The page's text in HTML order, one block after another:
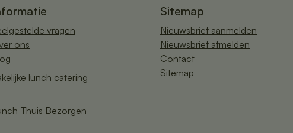
vragen
ons
lunch catering
Thuis Bezorgen
Sitemap
Nieuwsbrief aanmelden
Nieuwsbrief afmelden
Contact
Sitemap